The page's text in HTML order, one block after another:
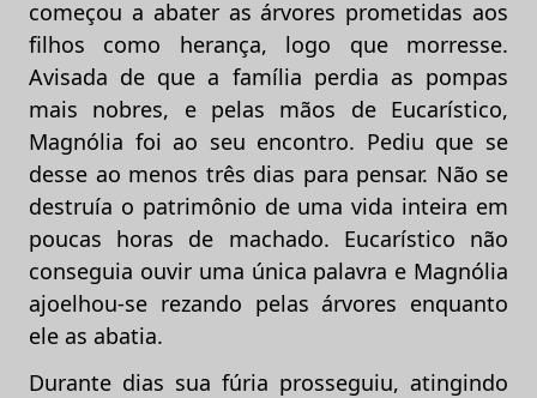
começou a abater as árvores prometidas aos
filhos como herança, logo que morresse.
Avisada de que a família perdia as pompas
mais nobres, e pelas mãos de Eucarístico,
Magnólia foi ao seu encontro. Pediu que se
desse ao menos três dias para pensar. Não se
destruía o patrimônio de uma vida inteira em
poucas horas de machado. Eucarístico não
conseguia ouvir uma única palavra e Magnólia
ajoelhou-se rezando pelas árvores enquanto
ele as abatia.
Durante dias sua fúria prosseguiu, atingindo